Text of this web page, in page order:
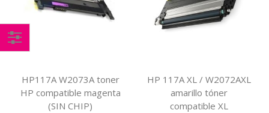
HP117A W2073A toner
HP compatible magenta
(SIN CHIP)
HP 117A XL / W2072AXL
amarillo tóner
compatible XL
Comprar